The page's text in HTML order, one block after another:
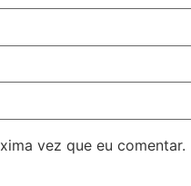
vez que eu comentar.